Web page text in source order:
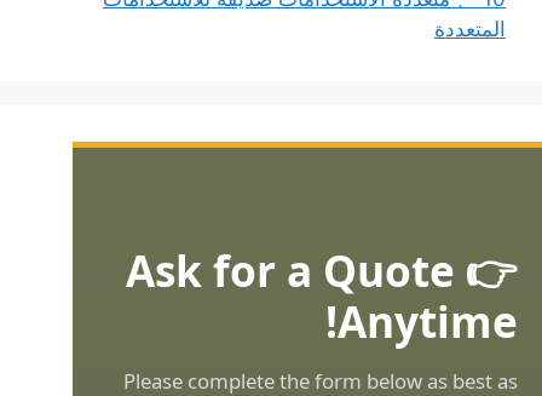
المتعددة
👉 Ask for a Quote
Anytime!
Please complete the form below as best as